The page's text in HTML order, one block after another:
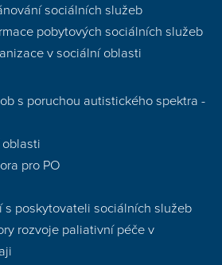
sociálních služeb
pobytových sociálních služeb
v sociální oblasti
s poruchou autistického spektra -
oblasti
pro PO
s poskytovateli sociálních služeb
rozvoje paliativní péče v